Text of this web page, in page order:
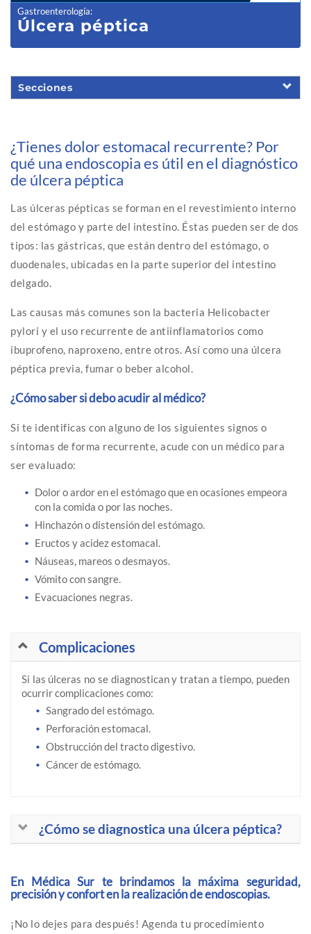
Gastroenterología:
Úlcera péptica
Secciones
¿Tienes dolor estomacal recurrente? Por
qué una endoscopia es útil en el diagnóstico
de úlcera péptica
Las úlceras pépticas se forman en el revestimiento interno
del estómago y parte del intestino. Éstas pueden ser de dos
tipos: las gástricas, que están dentro del estómago, o
duodenales, ubicadas en la parte superior del intestino
delgado.
Las causas más comunes son la bacteria Helicobacter
pylori y el uso recurrente de antiinflamatorios como
ibuprofeno, naproxeno, entre otros. Así como una úlcera
péptica previa, fumar o beber alcohol.
¿Cómo saber si debo acudir al médico?
Si te identificas con alguno de los siguientes signos o
síntomas de forma recurrente, acude con un médico para
ser evaluado:
Dolor o ardor en el estómago que en ocasiones empeora
con la comida o por las noches.
Hinchazón o distensión del estómago.
Eructos y acidez estomacal.
Náuseas, mareos o desmayos.
Vómito con sangre.
Evacuaciones negras.
Complicaciones
Si las úlceras no se diagnostican y tratan a tiempo, pueden
ocurrir complicaciones como:
Sangrado del estómago.
Perforación estomacal.
Obstrucción del tracto digestivo.
Cáncer de estómago.
¿Cómo se diagnostica una úlcera péptica?
En Médica Sur te brindamos la máxima seguridad,
precisión y confort en la realización de endoscopias.
¡No lo dejes para después! Agenda tu procedimiento